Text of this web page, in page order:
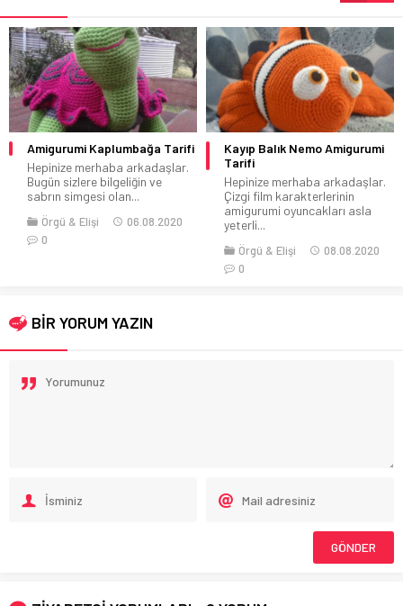
Amigurumi Kaplumbağa Tarifi
Hepinize merhaba arkadaşlar.
Bugün sizlere bilgeliğin ve
sabrın simgesi olan...
Örgü & Elişi
06.08.2020
0
Kayıp Balık Nemo Amigurumi
Tarifi
Hepinize merhaba arkadaşlar.
Çizgi film karakterlerinin
amigurumi oyuncakları asla
yeterli...
Örgü & Elişi
08.08.2020
0
BİR YORUM YAZIN